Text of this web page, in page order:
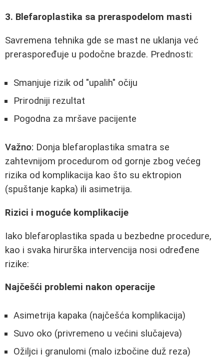
3. Blefaroplastika sa preraspodelom masti
Savremena tehnika gde se mast ne uklanja već
preraspoređuje u podočne brazde. Prednosti:
Smanjuje rizik od "upalih" očiju
Prirodniji rezultat
Pogodna za mršave pacijente
Važno: Donja blefaroplastika smatra se
zahtevnijom procedurom od gornje zbog većeg
rizika od komplikacija kao što su ektropion
(spuštanje kapka) ili asimetrija.
Rizici i moguće komplikacije
Iako blefaroplastika spada u bezbedne procedure,
kao i svaka hirurška intervencija nosi određene
rizike:
Najčešći problemi nakon operacije
Asimetrija kapaka (najčešća komplikacija)
Suvo oko (privremeno u većini slučajeva)
Ožiljci i granulomi (malo izbočine duž reza)